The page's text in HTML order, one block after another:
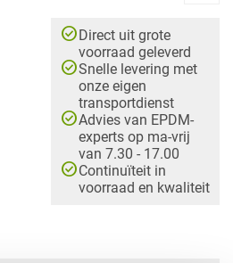
check_circleDirect uit grote
voorraad geleverd
check_circleSnelle levering met
onze eigen
transportdienst
check_circleAdvies van EPDM-
experts op ma-vrij
van 7.30 - 17.00
check_circleContinuïteit in
voorraad en kwaliteit